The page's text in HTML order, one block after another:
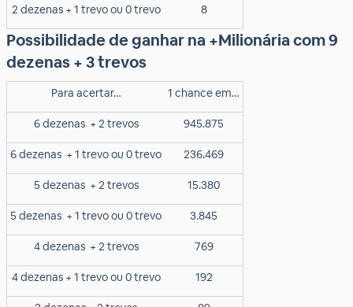
2 dezenas + 1 trevo ou 0 trevo 8
Possibilidade de ganhar na +Milionária com 9
dezenas + 3 trevos
Para acertar… 1 chance em…
6 dezenas + 2 trevos 945.875
6 dezenas + 1 trevo ou 0 trevo 236.469
5 dezenas + 2 trevos 15.380
5 dezenas + 1 trevo ou 0 trevo 3.845
4 dezenas + 2 trevos 769
4 dezenas + 1 trevo ou 0 trevo 192